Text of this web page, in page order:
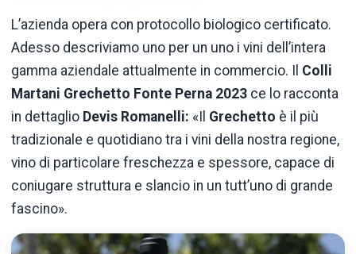
L’azienda opera con protocollo biologico certificato.
Adesso descriviamo uno per un uno i vini dell’intera
gamma aziendale attualmente in commercio. Il Colli
Martani Grechetto Fonte Perna 2023 ce lo racconta
in dettaglio Devis Romanelli: «Il Grechetto è il più
tradizionale e quotidiano tra i vini della nostra regione,
vino di particolare freschezza e spessore, capace di
coniugare struttura e slancio in un tutt’uno di grande
fascino».